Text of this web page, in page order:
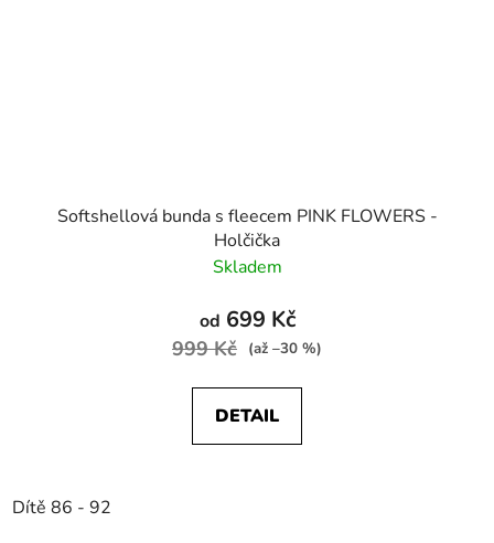
Softshellová bunda s fleecem PINK FLOWERS -
Holčička
Skladem
od 699 Kč
999 Kč (až –30 %)
DETAIL
Dítě 86 - 92